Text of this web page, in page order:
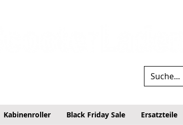
Kabinenroller Black Friday Sale Ersatzteile